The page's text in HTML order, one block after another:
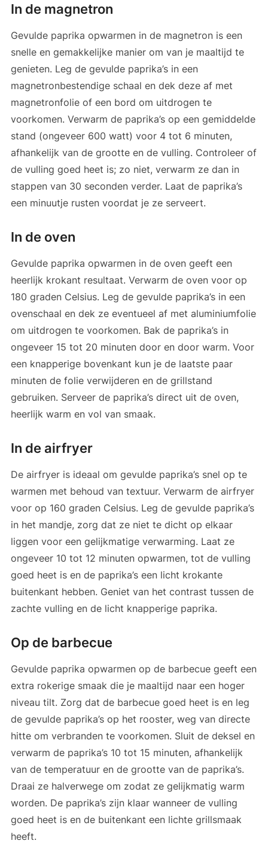
In de magnetron
Gevulde paprika opwarmen in de magnetron is een
snelle en gemakkelijke manier om van je maaltijd te
genieten. Leg de gevulde paprika’s in een
magnetronbestendige schaal en dek deze af met
magnetronfolie of een bord om uitdrogen te
voorkomen. Verwarm de paprika’s op een gemiddelde
stand (ongeveer 600 watt) voor 4 tot 6 minuten,
afhankelijk van de grootte en de vulling. Controleer of
de vulling goed heet is; zo niet, verwarm ze dan in
stappen van 30 seconden verder. Laat de paprika’s
een minuutje rusten voordat je ze serveert.
In de oven
Gevulde paprika opwarmen in de oven geeft een
heerlijk krokant resultaat. Verwarm de oven voor op
180 graden Celsius. Leg de gevulde paprika’s in een
ovenschaal en dek ze eventueel af met aluminiumfolie
om uitdrogen te voorkomen. Bak de paprika’s in
ongeveer 15 tot 20 minuten door en door warm. Voor
een knapperige bovenkant kun je de laatste paar
minuten de folie verwijderen en de grillstand
gebruiken. Serveer de paprika’s direct uit de oven,
heerlijk warm en vol van smaak.
In de airfryer
De airfryer is ideaal om gevulde paprika’s snel op te
warmen met behoud van textuur. Verwarm de airfryer
voor op 160 graden Celsius. Leg de gevulde paprika’s
in het mandje, zorg dat ze niet te dicht op elkaar
liggen voor een gelijkmatige verwarming. Laat ze
ongeveer 10 tot 12 minuten opwarmen, tot de vulling
goed heet is en de paprika’s een licht krokante
buitenkant hebben. Geniet van het contrast tussen de
zachte vulling en de licht knapperige paprika.
Op de barbecue
Gevulde paprika opwarmen op de barbecue geeft een
extra rokerige smaak die je maaltijd naar een hoger
niveau tilt. Zorg dat de barbecue goed heet is en leg
de gevulde paprika’s op het rooster, weg van directe
hitte om verbranden te voorkomen. Sluit de deksel en
verwarm de paprika’s 10 tot 15 minuten, afhankelijk
van de temperatuur en de grootte van de paprika’s.
Draai ze halverwege om zodat ze gelijkmatig warm
worden. De paprika’s zijn klaar wanneer de vulling
goed heet is en de buitenkant een lichte grillsmaak
heeft.